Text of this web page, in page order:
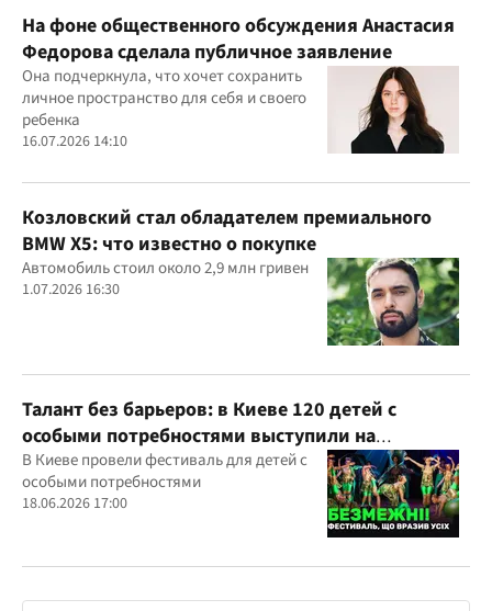
На фоне общественного обсуждения Анастасия
Федорова сделала публичное заявление
Она подчеркнула, что хочет сохранить
личное пространство для себя и своего
ребенка
16.07.2026 14:10
Козловский стал обладателем премиального
BMW X5: что известно о покупке
Автомобиль стоил около 2,9 млн гривен
1.07.2026 16:30
Талант без барьеров: в Киеве 120 детей с
особыми потребностями выступили на
всеукраинском фестивале
В Киеве провели фестиваль для детей с
особыми потребностями
18.06.2026 17:00